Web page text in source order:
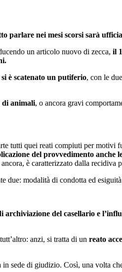
del Processo
parlare nei mesi scorsi sarà
un articolo nuovo di zecca, il
è scatenato un putiferio, con le
di animali, o ancora gravi
tutti quei reati compiuti per
del provvedimento anche
è caratterizzato dalla recidiva
due: modalità di condotta ed
del casellario e
anzi, si tratta di un reato
sede di giudizio. Così, una volta